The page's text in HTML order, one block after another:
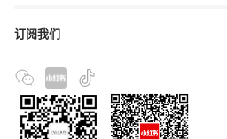
订阅我们